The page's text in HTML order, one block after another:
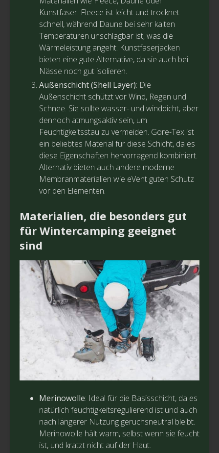
Kunstfaser. Fleece ist leicht und trocknet
schnell, während Daune bei sehr kalten
Temperaturen unschlagbar ist, was die
Wärmeleistung angeht. Kunstfaserjacken
bieten eine gute Alternative, da sie auch bei
Nässe noch gut isolieren.
Außenschicht (Shell Layer): Die
Außenschicht schützt vor Wind, Regen und
Schnee. Sie sollte wasser- und winddicht, aber
dennoch atmungsaktiv sein, um
Feuchtigkeitsstau zu vermeiden. Gore-Tex ist
ein beliebtes Material für diese Schicht, da es
diese Eigenschaften hervorragend kombiniert.
Alternativ bieten auch andere moderne
Membranmaterialien wie eVent guten Schutz
vor den Elementen.
Materialien, die besonders gut
für Wintercamping geeignet
sind
Merinowolle: Ideal für die Basisschicht, da es
natürlich feuchtigkeitsregulierend ist und auch
nach längerer Nutzung geruchsneutral bleibt.
Merinowolle hält warm, selbst wenn sie feucht
ist, und kratzt nicht auf der Haut.